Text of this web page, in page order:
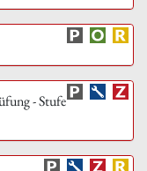
- Stufe